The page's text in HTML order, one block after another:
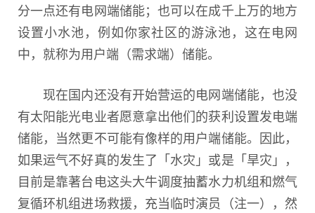
分一点还有电网端储能；也可以在成千上万的地方
设置小水池，例如你家社区的游泳池，这在电网
中，就称为用户端（需求端）储能。
现在国内还没有开始营运的电网端储能，也没
有太阳能光电业者愿意拿出他们的获利设置发电端
储能，当然更不可能有像样的用户端储能。因此，
如果运气不好真的发生了「水灾」或是「旱灾」，
目前是靠著台电这头大牛调度抽蓄水力机组和燃气
复循环机组进场救援，充当临时演员（注一），然